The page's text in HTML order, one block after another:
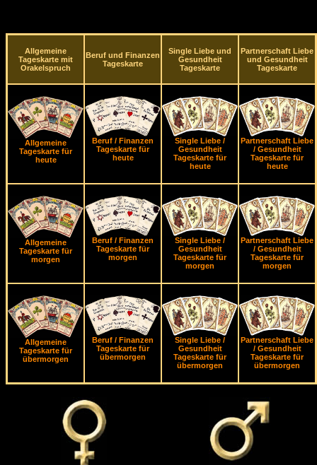
Allgemeine
Tageskarte mit
Orakelspruch
Beruf und Finanzen
Tageskarte
Single Liebe und
Gesundheit
Tageskarte
Partnerschaft Liebe
und Gesundheit
Tageskarte
Allgemeine
Tageskarte für
heute
Beruf / Finanzen
Tageskarte für
heute
Single Liebe /
Gesundheit
Tageskarte für
heute
Partnerschaft Liebe
/ Gesundheit
Tageskarte für
heute
Allgemeine
Tageskarte für
morgen
Beruf / Finanzen
Tageskarte für
morgen
Single Liebe /
Gesundheit
Tageskarte für
morgen
Partnerschaft Liebe
/ Gesundheit
Tageskarte für
morgen
Allgemeine
Tageskarte für
übermorgen
Beruf / Finanzen
Tageskarte für
übermorgen
Single Liebe /
Gesundheit
Tageskarte für
übermorgen
Partnerschaft Liebe
/ Gesundheit
Tageskarte für
übermorgen